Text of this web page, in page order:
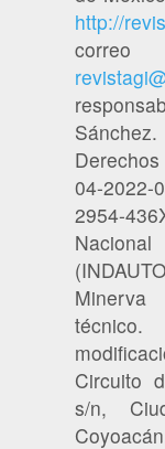
http://
04-
2954-
Circuito
s/n,